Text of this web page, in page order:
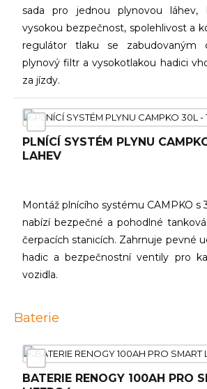
sada pro jednou plynovou láhev,
vysokou bezpečnost, spolehlivost a
regulátor tlaku se zabudovaným
plynový filtr a vysokotlakou hadici
za jízdy.
PLNÍCÍ SYSTÉM PLYNU
LAHEV
Montáž plnícího systému CAMPKO s
nabízí bezpečné a pohodlné
čerpacích stanicích. Zahrnuje pevné
hadic a bezpečnostní ventily pro
vozidla.
Baterie
BATERIE RENOGY 100AH PRO